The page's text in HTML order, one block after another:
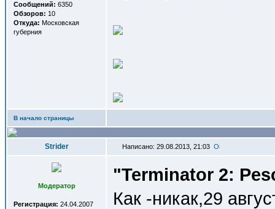
Сообщений: 6350
Обзоров: 10
Откуда: Московская
губерния
В начало страницы
Strider Написано: 29.08.2013, 21:03
Модератор
Регистрация: 24.04.2007
"Terminator 2:
Как -никак,29